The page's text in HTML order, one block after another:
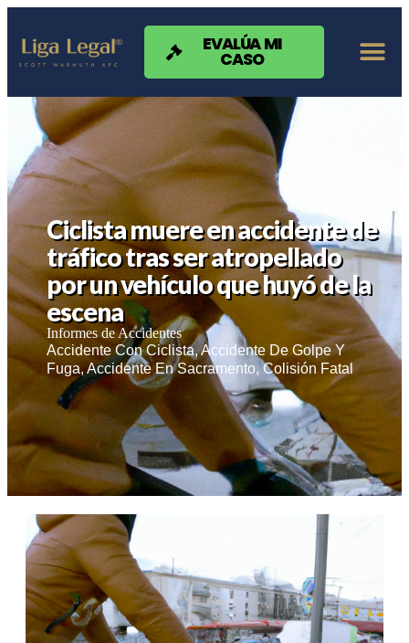
Nota:
sitio
web
sistema
accesibilidad.
EVALÚA MI
CASO
Ciclista muere en accidente de
tráfico tras ser atropellado
por un vehículo que huyó de la
escena
Informes de Accidentes
Accidente Con Ciclista,Accidente De Golpe Y
Fuga,Accidente En Sacramento,Colisión Fatal